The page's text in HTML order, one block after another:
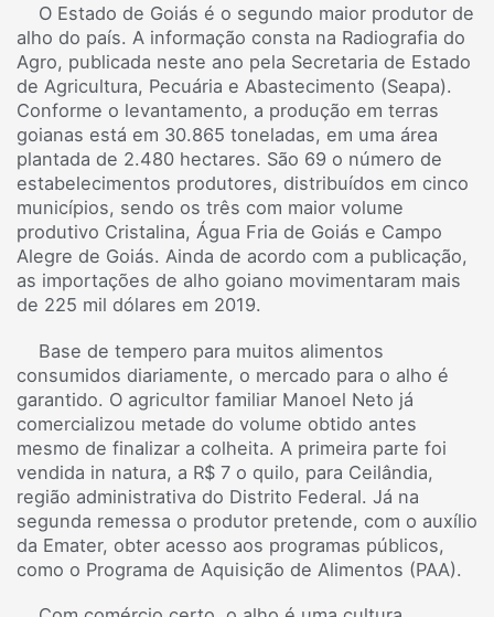
O Estado de Goiás é o segundo maior produtor de
alho do país. A informação consta na Radiografia do
Agro, publicada neste ano pela Secretaria de Estado
de Agricultura, Pecuária e Abastecimento (Seapa).
Conforme o levantamento, a produção em terras
goianas está em 30.865 toneladas, em uma área
plantada de 2.480 hectares. São 69 o número de
estabelecimentos produtores, distribuídos em cinco
municípios, sendo os três com maior volume
produtivo Cristalina, Água Fria de Goiás e Campo
Alegre de Goiás. Ainda de acordo com a publicação,
as importações de alho goiano movimentaram mais
de 225 mil dólares em 2019.
Base de tempero para muitos alimentos
consumidos diariamente, o mercado para o alho é
garantido. O agricultor familiar Manoel Neto já
comercializou metade do volume obtido antes
mesmo de finalizar a colheita. A primeira parte foi
vendida in natura, a R$ 7 o quilo, para Ceilândia,
região administrativa do Distrito Federal. Já na
segunda remessa o produtor pretende, com o auxílio
da Emater, obter acesso aos programas públicos,
como o Programa de Aquisição de Alimentos (PAA).